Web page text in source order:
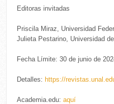
Editoras invitadas
Priscila Miraz, Universidad
Julieta Pestarino, Universidad
Fecha Límite: 30 de junio de
Detalles: https://
Academia.edu: aquí